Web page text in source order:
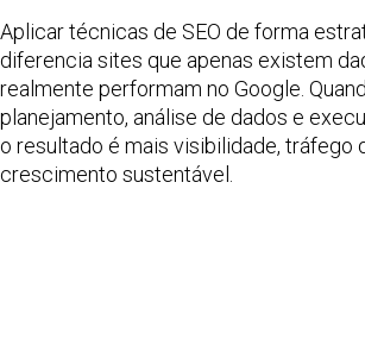
Aplicar técnicas de SEO de forma
diferencia sites que apenas existem
realmente performam no Google.
planejamento, análise de dados e
o resultado é mais visibilidade, tráfego
crescimento sustentável.